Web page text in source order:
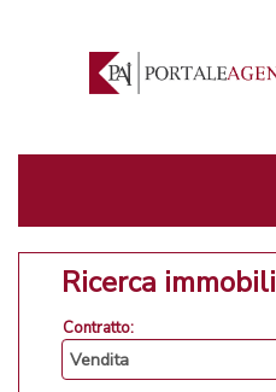
Ricerca immobili
Contratto: